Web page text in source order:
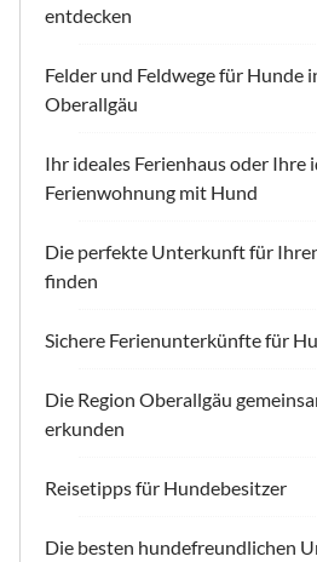
entdecken
Felder und Feldwege für Hunde
Oberallgäu
Ihr ideales Ferienhaus oder Ihre
Ferienwohnung mit Hund
Die perfekte Unterkunft für
finden
Sichere Ferienunterkünfte für
Die Region Oberallgäu
erkunden
Reisetipps für Hundebesitzer
Die besten hundefreundlichen